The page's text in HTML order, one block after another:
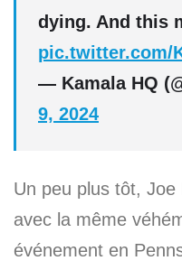
dying. And this
pic.twitter.com/
— Kamala HQ
9, 2024
Un peu plus tôt, Joe
avec la même
événement en